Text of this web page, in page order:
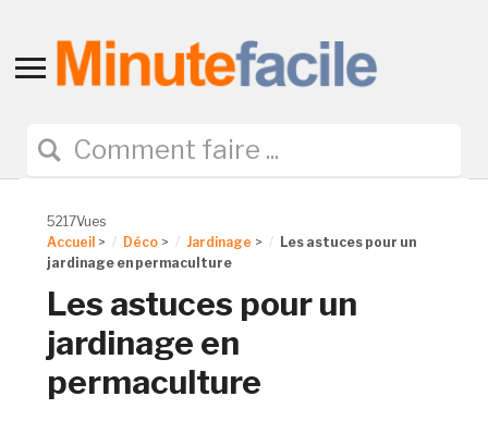
Toggle
navigation
5217Vues
Accueil > Déco > Jardinage >
Les astuces pour un
jardinage en permaculture
Les astuces pour un
jardinage en
permaculture